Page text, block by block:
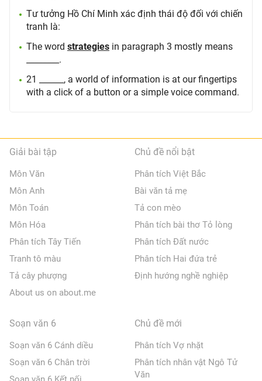
Tư tưởng Hồ Chí Minh xác định thái độ đối với chiến
tranh là:
The word strategies in paragraph 3 mostly means
________.
21 ______, a world of information is at our fingertips
with a click of a button or a simple voice command.
Giải bài tập
Môn Văn
Môn Anh
Môn Toán
Môn Hóa
Phân tích Tây Tiến
Tranh tô màu
Tả cây phượng
About us on about.me
Chủ đề nổi bật
Phân tích Việt Bắc
Bài văn tả mẹ
Tả con mèo
Phân tích bài thơ Tỏ lòng
Phân tích Đất nước
Phân tích Hai đứa trẻ
Định hướng nghề nghiệp
Soạn văn 6
Soạn văn 6 Cánh diều
Soạn văn 6 Chân trời
Chủ đề mới
Phân tích Vợ nhặt
Phân tích nhân vật Ngô Tử
Văn